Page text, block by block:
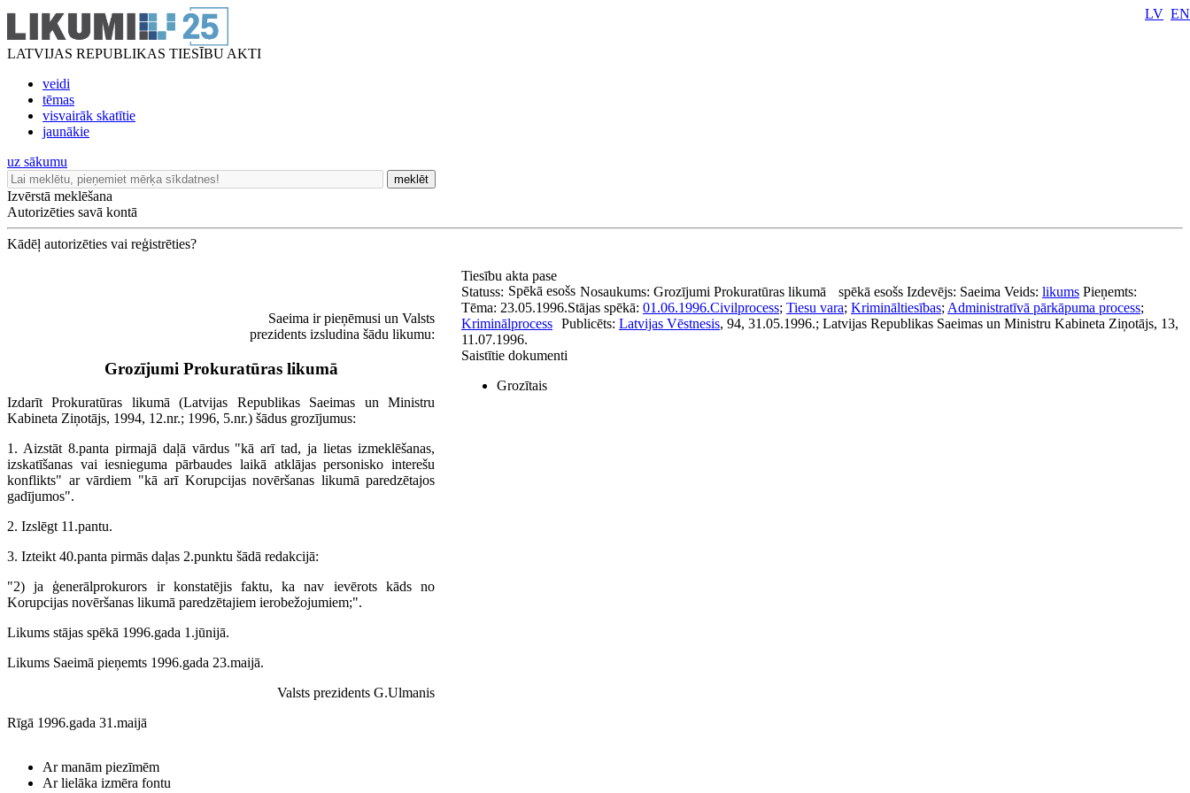
LATVIJAS REPUBLIKAS TIESĪBU AKTI
veidi
tēmas
visvairāk skatītie
jaunākie
LV EN
uz sākumu
meklēt
Izvērstā meklēšana
Autorizēties savā kontā
Kādēļ autorizēties vai reģistrēties?
Saeima ir pieņēmusi un Valsts
prezidents izsludina šādu likumu:
Grozījumi Prokuratūras likumā
Izdarīt Prokuratūras likumā (Latvijas Republikas Saeimas un Ministru
Kabineta Ziņotājs, 1994, 12.nr.; 1996, 5.nr.) šādus grozījumus:
1. Aizstāt 8.panta pirmajā daļā vārdus "kā arī tad, ja lietas izmeklēšanas,
izskatīšanas vai iesnieguma pārbaudes laikā atklājas personisko interešu
konflikts" ar vārdiem "kā arī Korupcijas novēršanas likumā paredzētajos
gadījumos".
2. Izslēgt 11.pantu.
3. Izteikt 40.panta pirmās daļas 2.punktu šādā redakcijā:
"2) ja ģenerālprokurors ir konstatējis faktu, ka nav ievērots kāds no
Korupcijas novēršanas likumā paredzētajiem ierobežojumiem;".
Likums stājas spēkā 1996.gada 1.jūnijā.
Likums Saeimā pieņemts 1996.gada 23.maijā.
Valsts prezidents G.Ulmanis
Rīgā 1996.gada 31.maijā
Tiesību akta pase
Nosaukums: Grozījumi Prokuratūras likumā
Statuss: Spēkā esošs spēkā esošs Izdevējs: Saeima Veids: likums Pieņemts:
23.05.1996.Stājas spēkā: 01.06.1996.
Tēma: Civilprocess; Tiesu vara; Krimināltiesības; Administratīvā pārkāpuma process;
Kriminālprocess Publicēts: Latvijas Vēstnesis, 94, 31.05.1996.; Latvijas Republikas Saeimas un Ministru Kabineta Ziņotājs, 13,
11.07.1996.
Saistītie dokumenti
Grozītais
Ar manām piezīmēm
Ar lielāka izmēra fontu